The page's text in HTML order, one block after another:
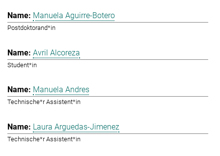
Manuela Aguirre-Botero
Postdoktorand*in
Avril Alcoreza
Student*in
Manuela Andres
Technische*r Assistent*in
Laura Arguedas-Jimenez
Technische*r Assistent*in